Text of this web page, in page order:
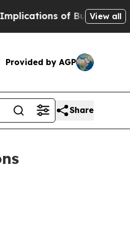
of Building Frontier
View all
Provided by AGP
Share